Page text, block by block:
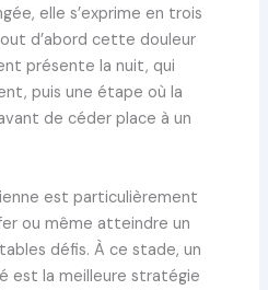
elle s’exprime en trois
d’abord cette douleur
présente la nuit, qui
puis une étape où la
de céder place à un
est particulièrement
ou même atteindre un
défis. À ce stade, un
est la meilleure stratégie